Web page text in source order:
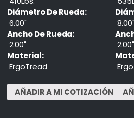
Diámetro De Rueda:
6.00"
Ancho De Rueda:
2.00"
Material:
ErgoTread
8.00"
2.00"